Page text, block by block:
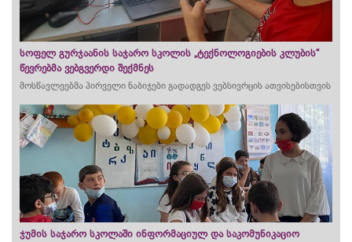
სოფელ გურჯაანის საჯარო სკოლის „ტექნოლოგიების კლუბის“
წევრებმა ვებგვერდი შექმნეს
მოსწავლეებმა პირველი ნაბიჯები გადადგეს ვებსივრცის ათვისებისთვის
ჯუმის საჯარო სკოლაში ინფორმაციულ და საკომუნიკაციო